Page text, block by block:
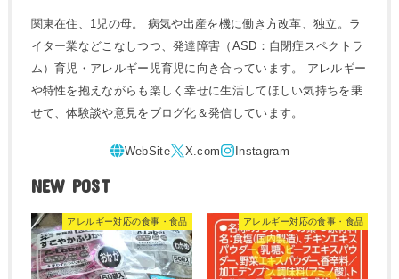
関東在住、1児の母。 病気や出産を機に働き方改革、独立。ラ
イター業などこなしつつ、発達障害（ASD：自閉症スペクトラ
ム）育児・アレルギー児育児に向き合っています。 アレルギー
や特性を抱えながらも楽しく幸せに生活してほしい気持ちを乗
せて、体験談や意見をブログ化＆発信しています。
NEW POST
アレルギー対応の食事・食品 アレルギー対応の食事・食品